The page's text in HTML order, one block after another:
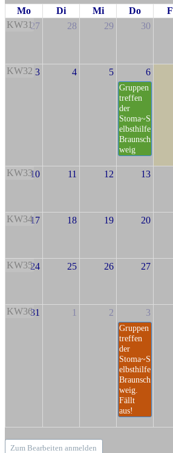
Mo Di Mi Do
KW3127 28 29 30
KW32 3 4 5 6
Gruppen
treffen
der
Stoma~S
elbsthilfe
Braunsch
weig
KW3310 11 12 13
KW3417 18 19 20
KW3524 25 26 27
KW3631 1 2 3
Gruppen
treffen
der
Stoma~S
elbsthilfe
Braunsch
weig.
Fällt
aus!
Zum Bearbeiten anmelden